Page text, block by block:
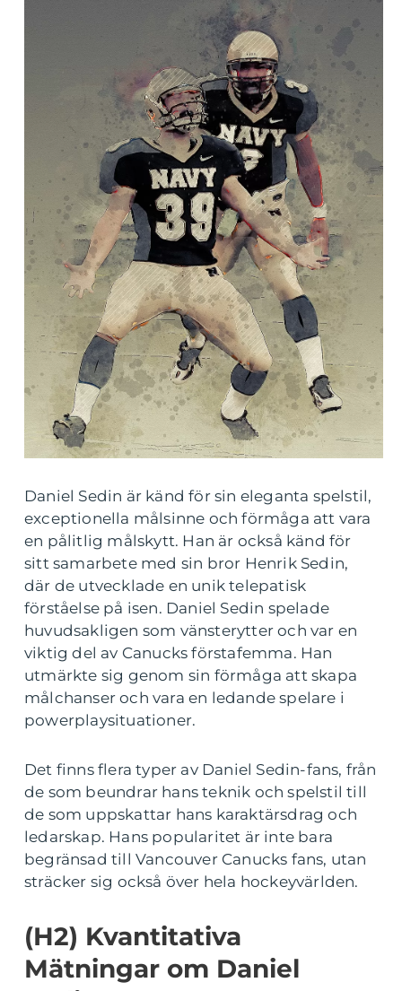
Daniel Sedin är känd för sin eleganta spelstil,
exceptionella målsinne och förmåga att vara
en pålitlig målskytt. Han är också känd för
sitt samarbete med sin bror Henrik Sedin,
där de utvecklade en unik telepatisk
förståelse på isen. Daniel Sedin spelade
huvudsakligen som vänsterytter och var en
viktig del av Canucks förstafemma. Han
utmärkte sig genom sin förmåga att skapa
målchanser och vara en ledande spelare i
powerplaysituationer.
Det finns flera typer av Daniel Sedin-fans, från
de som beundrar hans teknik och spelstil till
de som uppskattar hans karaktärsdrag och
ledarskap. Hans popularitet är inte bara
begränsad till Vancouver Canucks fans, utan
sträcker sig också över hela hockeyvärlden.
(H2) Kvantitativa
Mätningar om Daniel